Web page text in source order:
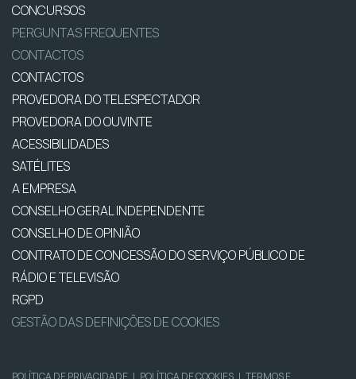
CONCURSOS
PERGUNTAS FREQUENTES
CONTACTOS
CONTACTOS
PROVEDORA DO TELESPECTADOR
PROVEDORA DO OUVINTE
ACESSIBILIDADES
SATÉLITES
A EMPRESA
CONSELHO GERAL INDEPENDENTE
CONSELHO DE OPINIÃO
CONTRATO DE CONCESSÃO DO SERVIÇO PÚBLICO DE
RÁDIO E TELEVISÃO
RGPD
GESTÃO DAS DEFINIÇÕES DE COOKIES
POLÍTICA DE PRIVACIDADE | POLÍTICA DE COOKIES | TERMOS E